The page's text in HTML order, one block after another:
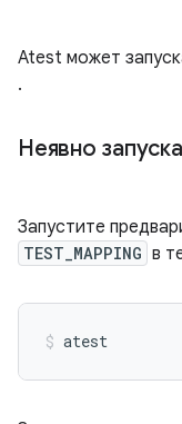
Atest может
.
Неявно
Запустите
TEST_MAPPING в
atest